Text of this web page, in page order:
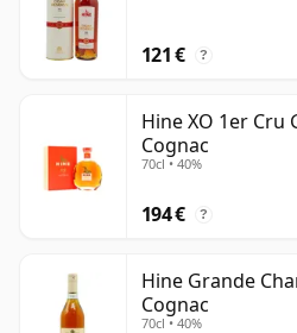
121 € ?
Hine XO 1er Cru
Cognac
70cl • 40%
194 € ?
Hine Grande
Cognac
70cl • 40%